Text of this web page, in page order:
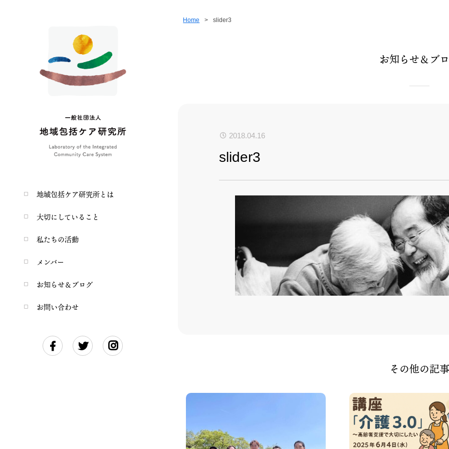
地域包括ケア研究所とは
大切にしていること
私たちの活動
メンバー
お知らせ＆ブログ
お問い合わせ
Home > slider3
お知らせ＆ブ
2018.04.16
slider3
その他の記事